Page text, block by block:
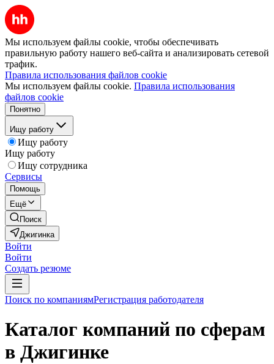
Мы используем файлы cookie, чтобы обеспечивать
правильную работу нашего веб-сайта и анализировать сетевой
трафик.
Правила использования файлов cookie
Мы используем файлы cookie. Правила использования
файлов cookie
Понятно
Ищу работу
Ищу работу
Ищу работу
Ищу сотрудника
Сервисы
Помощь
Ещё
Поиск
Джигинка
Войти
Войти
Создать резюме
Поиск по компаниямРегистрация работодателя
Каталог компаний по сферам
в Джигинке